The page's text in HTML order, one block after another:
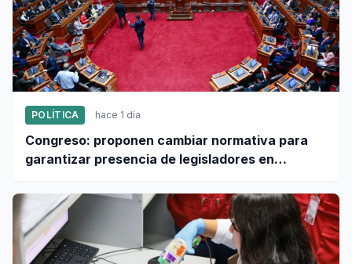
POLÍTICA hace 1 día
Congreso: proponen cambiar normativa para
garantizar presencia de legisladores en